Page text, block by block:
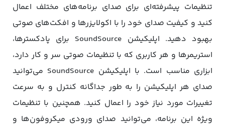
تنظیمات پیشرفته‌ای برای صدای برنامه‌های مختلف اعمال
کنید و کیفیت صدای خود را با اکولایزرها و افکت‌های صوتی
بهبود دهید. اپلیکیشن SoundSource برای پادکسترها،
استریمرها و هر کاربری که با تنظیمات صوتی سر و کار دارد،
ابزاری مناسب است. با اپلیکیشن SoundSource می‌توانید
صدای هر اپلیکیشن را به‌ طور جداگانه کنترل و به‌ سرعت
تغییرات مورد نیاز خود را اعمال کنید. همچنین با تنظیمات
ویژه این برنامه، می‌توانید صدای ورودی میکروفون‌ها و